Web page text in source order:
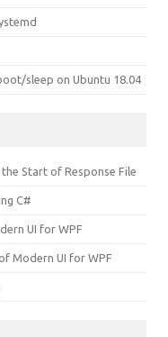
sleep on Ubuntu 18.04
Start of Response File
C#
UI for WPF
Modern UI for WPF